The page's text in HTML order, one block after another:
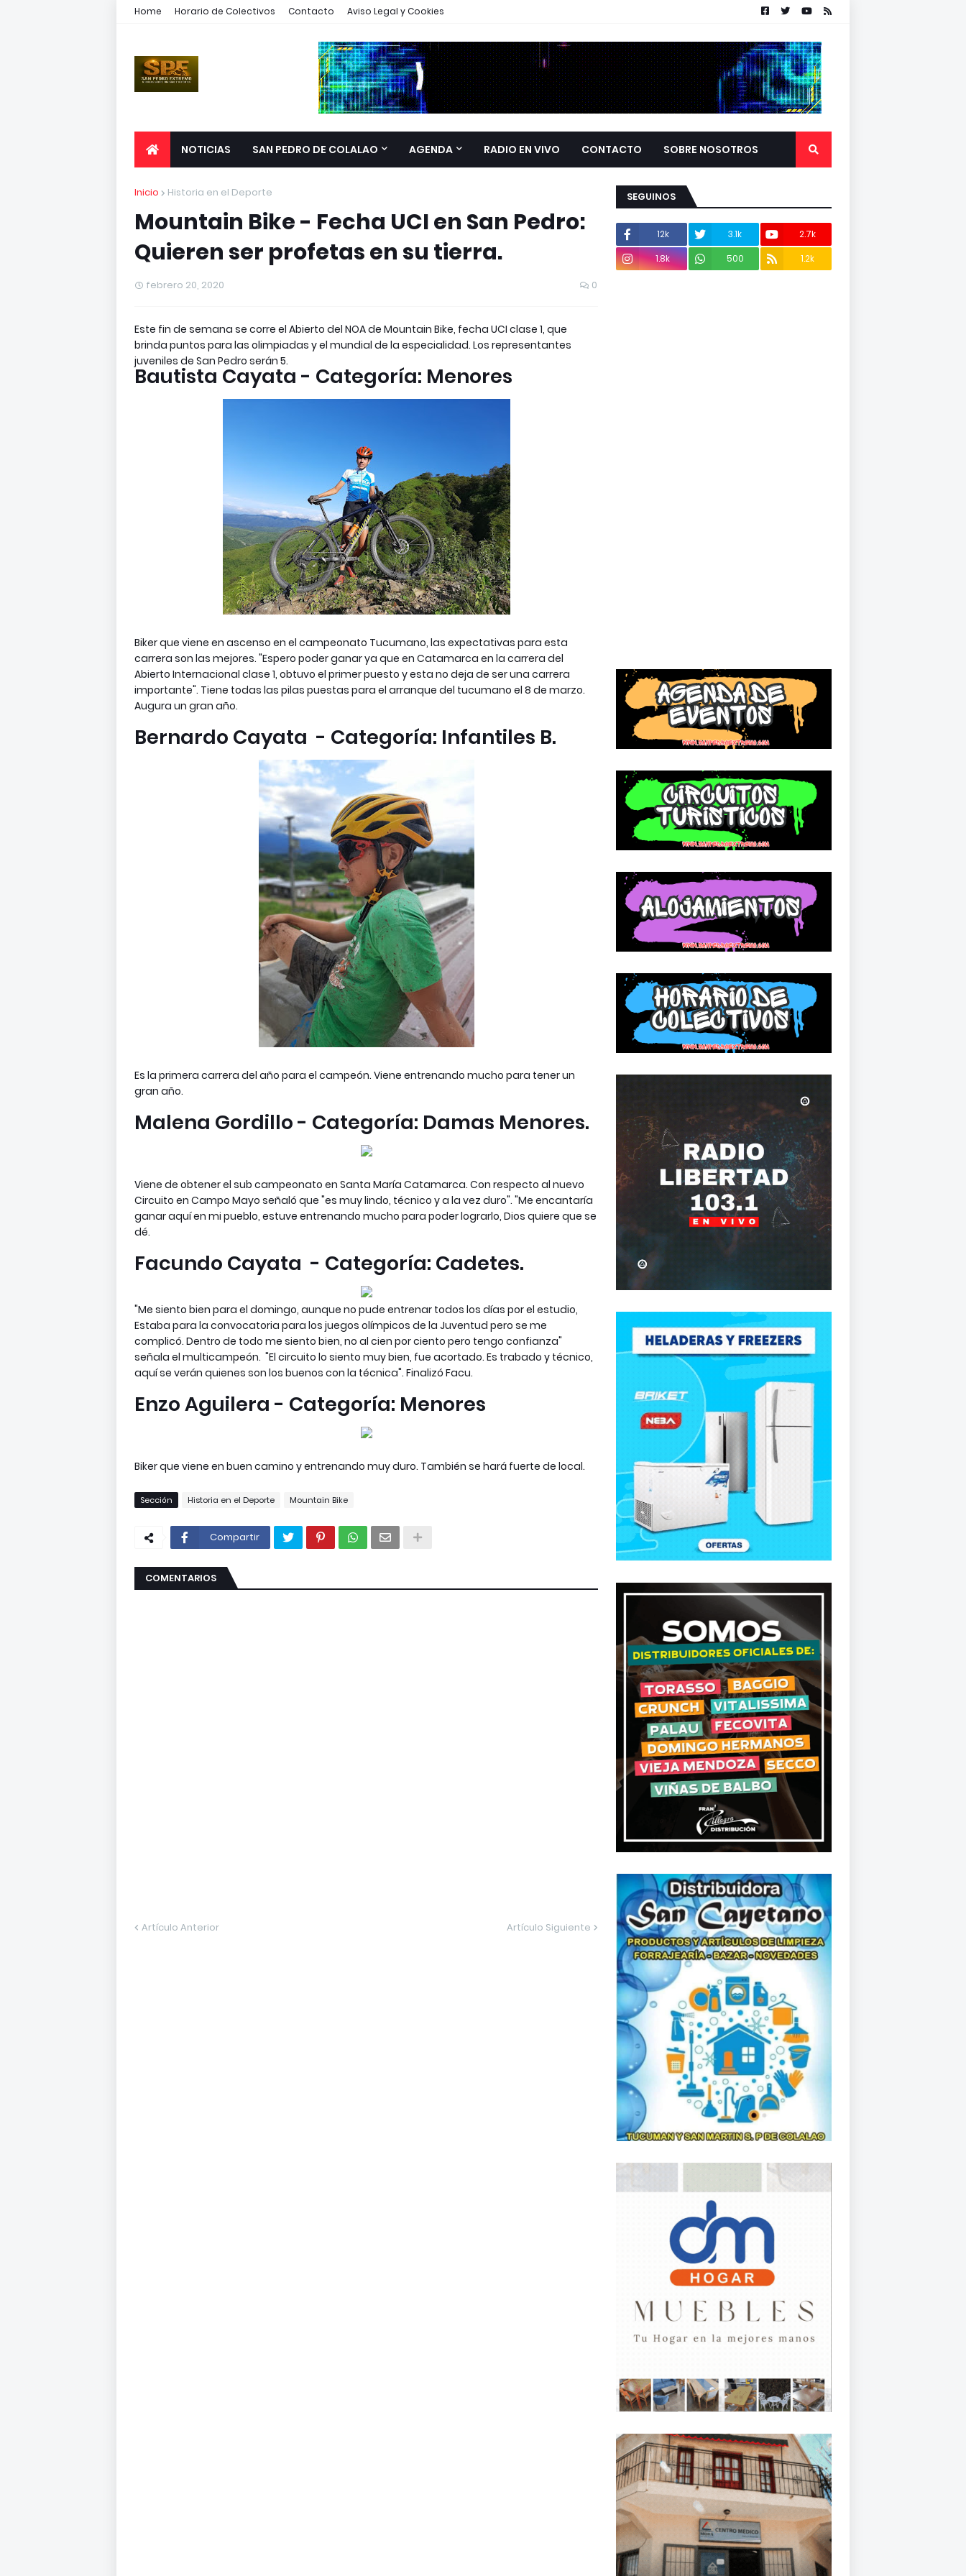
Home Horario de Colectivos Contacto Aviso Legal y Cookies
NOTICIAS SAN PEDRO DE COLALAO AGENDA RADIO EN VIVO CONTACTO SOBRE NOSOTROS
Inicio Historia en el Deporte
Mountain Bike - Fecha UCI en San Pedro:
Quieren ser profetas en su tierra.
febrero 20, 2020 0
Este fin de semana se corre el Abierto del NOA de Mountain Bike, fecha UCI clase 1, que
brinda puntos para las olimpiadas y el mundial de la especialidad. Los representantes
juveniles de San Pedro serán 5.
Bautista Cayata - Categoría: Menores
Biker que viene en ascenso en el campeonato Tucumano, las expectativas para esta
carrera son las mejores. "Espero poder ganar ya que en Catamarca en la carrera del
Abierto Internacional clase 1, obtuvo el primer puesto y esta no deja de ser una carrera
importante". Tiene todas las pilas puestas para el arranque del tucumano el 8 de marzo.
Augura un gran año.
Bernardo Cayata - Categoría: Infantiles B.
Es la primera carrera del año para el campeón. Viene entrenando mucho para tener un
gran año.
Malena Gordillo - Categoría: Damas Menores.
Viene de obtener el sub campeonato en Santa María Catamarca. Con respecto al nuevo
Circuito en Campo Mayo señaló que "es muy lindo, técnico y a la vez duro". "Me encantaría
ganar aquí en mi pueblo, estuve entrenando mucho para poder lograrlo, Dios quiere que se
dé.
Facundo Cayata - Categoría: Cadetes.
"Me siento bien para el domingo, aunque no pude entrenar todos los días por el estudio,
Estaba para la convocatoria para los juegos olímpicos de la Juventud pero se me
complicó. Dentro de todo me siento bien, no al cien por ciento pero tengo confianza"
señala el multicampeón. "El circuito lo siento muy bien, fue acortado. Es trabado y técnico,
aquí se verán quienes son los buenos con la técnica". Finalizó Facu.
Enzo Aguilera - Categoría: Menores
Biker que viene en buen camino y entrenando muy duro. También se hará fuerte de local.
Sección Historia en el Deporte Mountain Bike
Compartir
COMENTARIOS
Artículo Anterior Artículo Siguiente
SEGUINOS
12k 3.1k
2.7k
1.8k
500 1.2k